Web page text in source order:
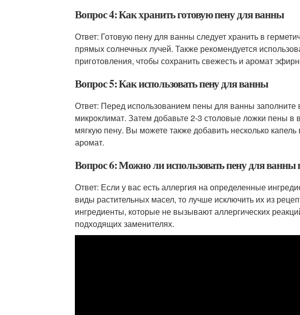
Вопрос 4: Как хранить готовую пену для ванны
Ответ: Готовую пену для ванны следует хранить в
прямых солнечных лучей. Также рекомендуется
приготовления, чтобы сохранить свежесть и аромат
Вопрос 5: Как использовать пену для ванны
Ответ: Перед использованием пены для ванны
микроклимат. Затем добавьте 2-3 столовые ложки пены в
мягкую пену. Вы можете также добавить несколько
аромат.
Вопрос 6: Можно ли использовать пену для
Ответ: Если у вас есть аллергия на определенные
виды растительных масел, то лучше исключить их из
ингредиенты, которые не вызывают аллергических
подходящих заменителях.